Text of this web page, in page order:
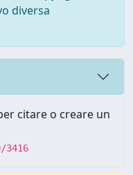
diversa
citare o creare un